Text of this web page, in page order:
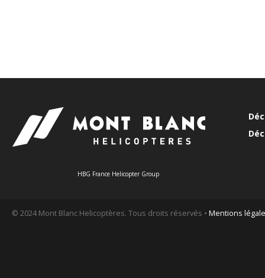
HBG France Helicopter Group
© 2024 Mont Blanc Helicoptères. Tous droits réservés • Mentions